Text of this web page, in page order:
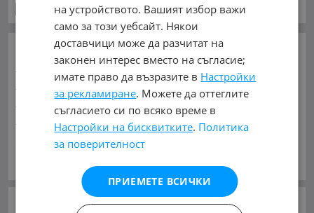
Автомобили и Джипове
ОСНОВНИ КАТЕГОРИИ В MOBILE.BG:
Карта на сайта Автомобили и ДжиповеБусове
Камиони Мотоциклети Селскостопански
Индустриални Кари Каравани
Яхти и Лодки
Ремаркета
Велосипеди Части
Аксесоари
Гуми и джанти
(1) Acura
Alfa Romeo Asia
Aston Martin (46) (2) Avatr
на устройството. Вашият избор важи
само за този уебсайт. Някои
доставчици може да разчитат на
законен интерес вместо на съгласие;
имате право да възразите в Настройки
за рекламиране. Можете да оттеглите
съгласието си по всяко време в
Настройки на бисквитките. Политика
за поверителност
ПРИЕМЕТЕ ВСИЧКИ